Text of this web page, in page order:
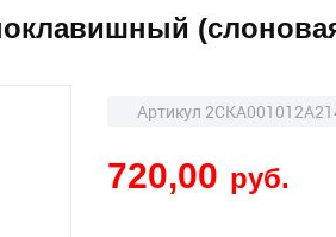
Артикул
720,00 руб.